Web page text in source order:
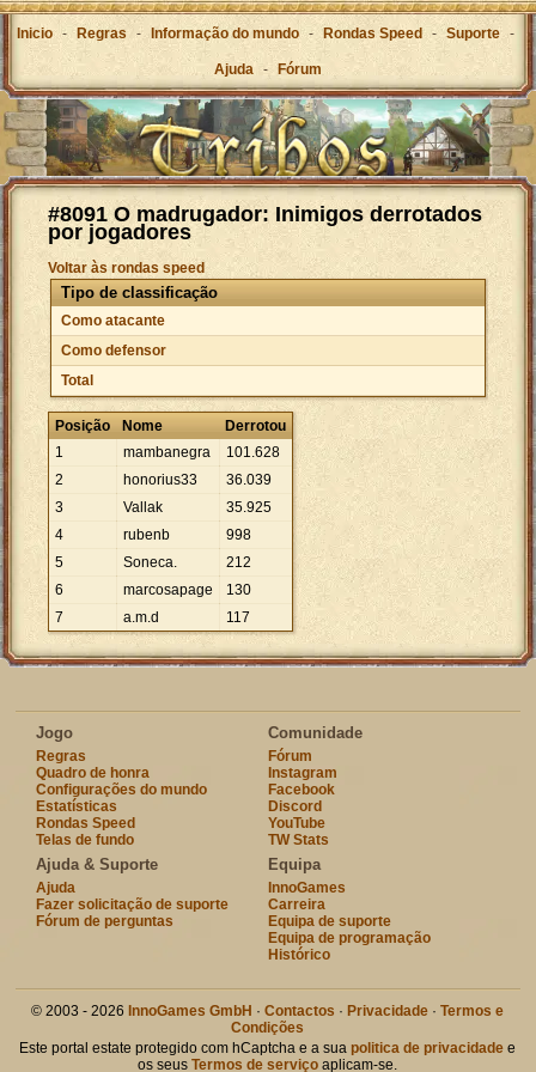
Inicio - Regras - Informação do mundo - Rondas Speed - Suporte -
Ajuda - Fórum
#8091 O madrugador: Inimigos derrotados
por jogadores
Voltar às rondas speed
Tipo de classificação
Como atacante
Como defensor
Total
Posição Nome
Derrotou
1
mambanegra 101.628
2
honorius33 36.039
3
Vallak 35.925
4
rubenb
998
5
Soneca.
212
6
marcosapage
130
7
a.m.d 117
Jogo
Regras
Quadro de honra
Configurações do mundo
Estatísticas
Rondas Speed
Telas de fundo
Comunidade
Fórum
Instagram
Facebook
Discord
YouTube
TW Stats
Ajuda & Suporte
Ajuda
Fazer solicitação de suporte
Fórum de perguntas
Equipa
InnoGames
Carreira
Equipa de suporte
Equipa de programação
Histórico
© 2003 - 2026 InnoGames GmbH ·Contactos · Privacidade ·Termos e
Condições
Este portal estate protegido com hCaptcha e a suapolitica de privacidade e
os seusTermos de serviço aplicam-se.